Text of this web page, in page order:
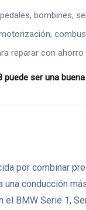
bombines,
reparar con
puede ser una
por combinar
conducción
el BMW Serie 1,